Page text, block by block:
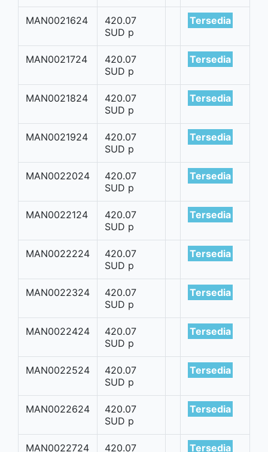
MAN0021624
420.07
SUD p
Tersedia
MAN0021724
420.07
SUD p
Tersedia
MAN0021824
420.07
SUD p
Tersedia
MAN0021924
420.07
SUD p
Tersedia
MAN0022024
420.07
SUD p
Tersedia
MAN0022124
420.07
SUD p
Tersedia
MAN0022224
420.07
SUD p
Tersedia
MAN0022324
420.07
SUD p
Tersedia
MAN0022424
420.07
SUD p
Tersedia
MAN0022524
420.07
SUD p
Tersedia
MAN0022624
420.07
SUD p
Tersedia
MAN0022724 420.07 Tersedia